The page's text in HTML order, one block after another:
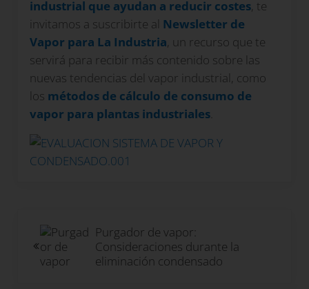
industrial que ayudan a reducir costes, te
invitamos a suscribirte al Newsletter de
Vapor para La Industria, un recurso que te
servirá para recibir más contenido sobre las
nuevas tendencias del vapor industrial, como
los métodos de cálculo de consumo de
vapor para plantas industriales.
Purgador de vapor:
Consideraciones durante la
eliminación condensado